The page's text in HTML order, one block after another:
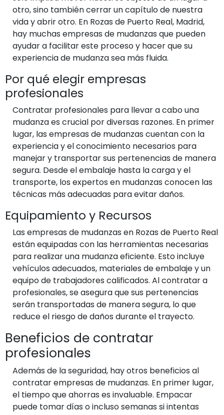
otro, sino también cerrar un capítulo de nuestra
vida y abrir otro. En Rozas de Puerto Real, Madrid,
hay muchas empresas de mudanzas que pueden
ayudar a facilitar este proceso y hacer que su
experiencia de mudanza sea más fluida.
Por qué elegir empresas
profesionales
Contratar profesionales para llevar a cabo una
mudanza es crucial por diversas razones. En primer
lugar, las empresas de mudanzas cuentan con la
experiencia y el conocimiento necesarios para
manejar y transportar sus pertenencias de manera
segura. Desde el embalaje hasta la carga y el
transporte, los expertos en mudanzas conocen las
técnicas más adecuadas para evitar daños.
Equipamiento y Recursos
Las empresas de mudanzas en Rozas de Puerto Real
están equipadas con las herramientas necesarias
para realizar una mudanza eficiente. Esto incluye
vehículos adecuados, materiales de embalaje y un
equipo de trabajadores calificados. Al contratar a
profesionales, se asegura que sus pertenencias
serán transportadas de manera segura, lo que
reduce el riesgo de daños durante el trayecto.
Beneficios de contratar
profesionales
Además de la seguridad, hay otros beneficios al
contratar empresas de mudanzas. En primer lugar,
el tiempo que ahorras es invaluable. Empacar
puede tomar días o incluso semanas si intentas